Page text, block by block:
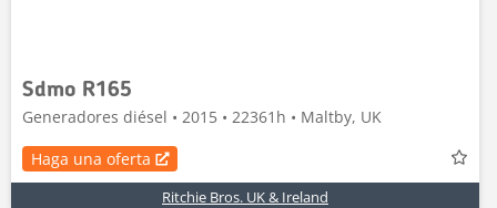
Sdmo R165
Generadores diésel • 2015 • 22361h • Maltby, UK
Haga una oferta
Ritchie Bros. UK & Ireland